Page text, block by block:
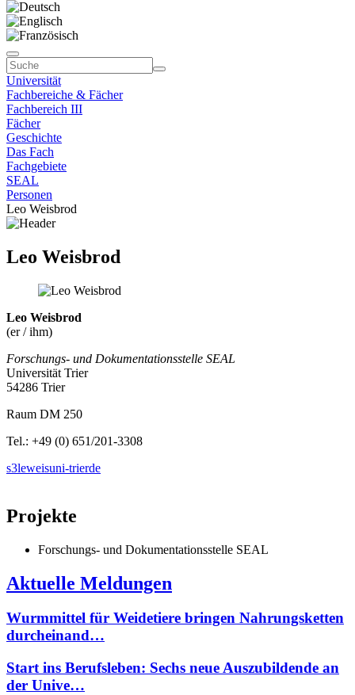
Universität
Fachbereiche & Fächer
Fachbereich III
Fächer
Geschichte
Das Fach
Fachgebiete
SEAL
Personen
Leo Weisbrod
Leo Weisbrod
Leo Weisbrod
(er / ihm)
Forschungs- und Dokumentationsstelle SEAL
Universität Trier
54286 Trier
Raum DM 250
Tel.: +49 (0) 651/201-3308
s3leweisuni-trierde
Projekte
Forschungs- und Dokumentationsstelle SEAL
Aktuelle Meldungen
Wurmmittel für Weidetiere bringen Nahrungsketten
durcheinand…
Start ins Berufsleben: Sechs neue Auszubildende an
der Unive…